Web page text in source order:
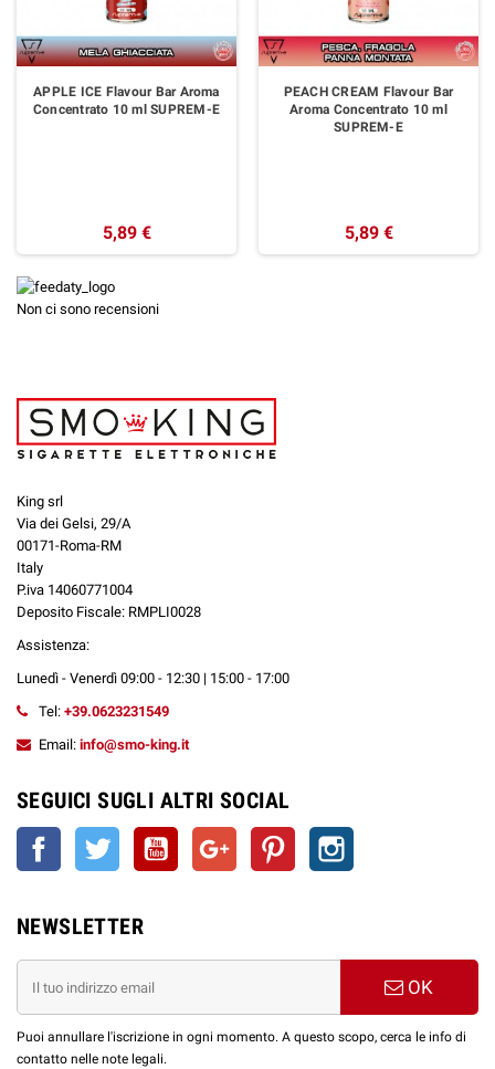
APPLE ICE Flavour Bar Aroma
Concentrato 10 ml SUPREM-E
5,89 €
PEACH CREAM Flavour Bar
Aroma Concentrato 10 ml
SUPREM-E
5,89 €
Non ci sono recensioni
King srl
Via dei Gelsi, 29/A
00171-Roma-RM
Italy
P.iva 14060771004
Deposito Fiscale: RMPLI0028
Assistenza:
Lunedì - Venerdì 09:00 - 12:30 | 15:00 - 17:00
Tel: +39.0623231549
Email: info@smo-king.it
SEGUICI SUGLI ALTRI SOCIAL
Facebook Twitter YouTube Google+ Pinterest
NEWSLETTER
OK
Puoi annullare l'iscrizione in ogni momento. A questo scopo, cerca le info di
contatto nelle note legali.